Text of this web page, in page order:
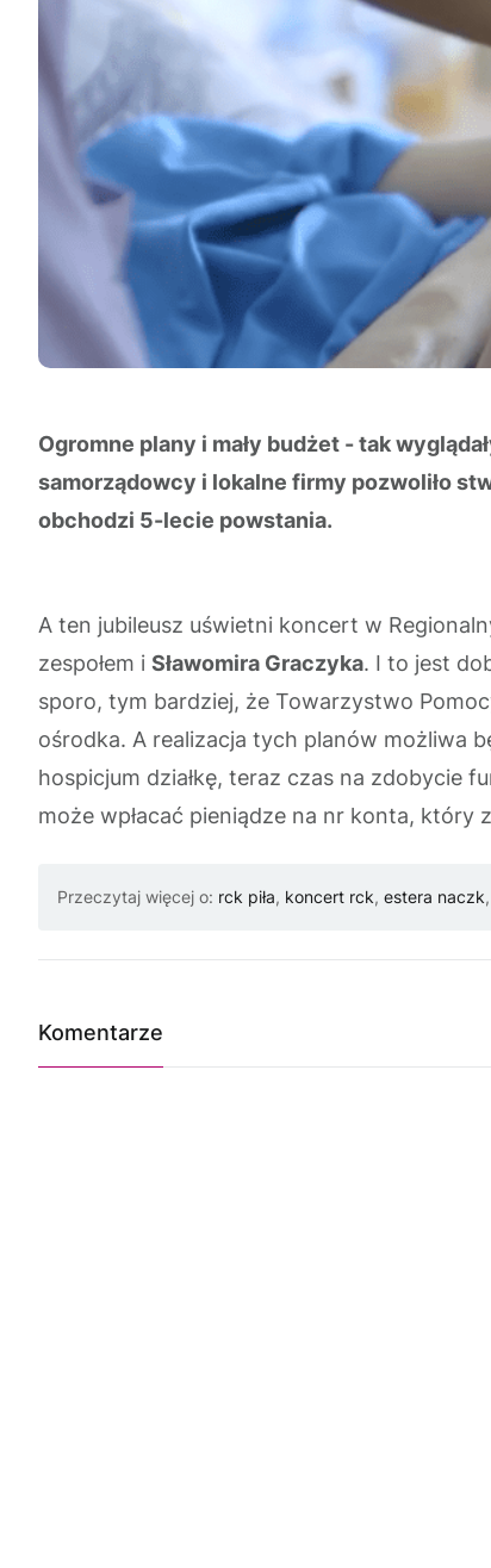
Ogromne plany i mały budżet - tak
samorządowcy i lokalne firmy pozwoliło
obchodzi 5-lecie powstania.
A ten jubileusz uświetni koncert w
zespołem i Sławomira Graczyka. I to jest
sporo, tym bardziej, że Towarzystwo
ośrodka. A realizacja tych planów możliwa
hospicjum działkę, teraz czas na zdobycie
może wpłacać pieniądze na nr konta,
Przeczytaj więcej o: rck piła, koncert rck, estera naczk,
Komentarze